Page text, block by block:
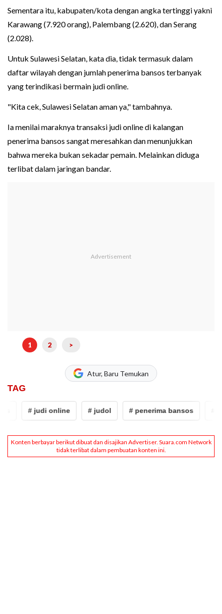
Sementara itu, kabupaten/kota dengan angka tertinggi yakni
Karawang (7.920 orang), Palembang (2.620), dan Serang
(2.028).
Untuk Sulawesi Selatan, kata dia, tidak termasuk dalam
daftar wilayah dengan jumlah penerima bansos terbanyak
yang terindikasi bermain judi online.
"Kita cek, Sulawesi Selatan aman ya," tambahnya.
Ia menilai maraknya transaksi judi online di kalangan
penerima bansos sangat meresahkan dan menunjukkan
bahwa mereka bukan sekadar pemain. Melainkan diduga
terlibat dalam jaringan bandar.
1 2 >
Atur, Baru Temukan
TAG
# judi online # judol # penerima bansos